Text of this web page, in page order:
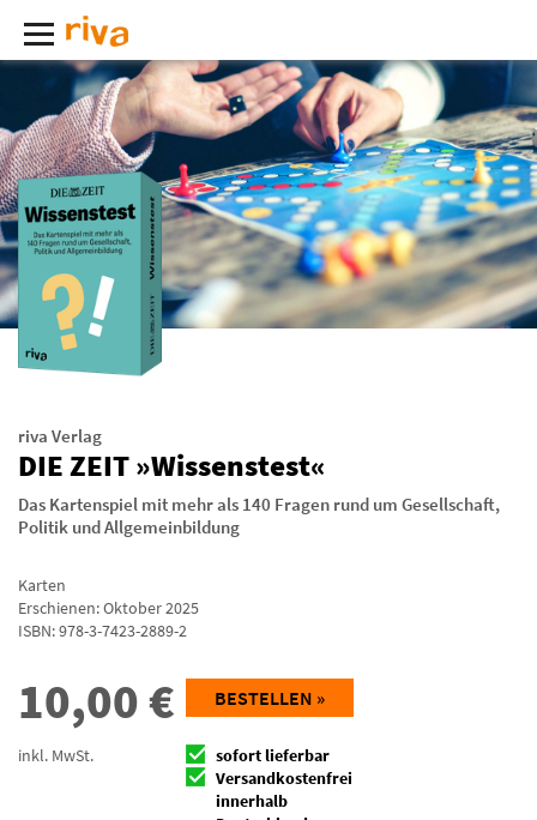
riva Verlag
DIE ZEIT »Wissenstest«
Das Kartenspiel mit mehr als 140 Fragen rund um Gesellschaft,
Politik und Allgemeinbildung
Karten
Erschienen: Oktober 2025
ISBN:978-3-7423-2889-2
10,00€
inkl. MwSt.
BESTELLEN »
sofort lieferbar
Versandkostenfrei
innerhalb